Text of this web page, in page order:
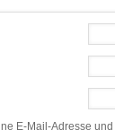
E-Mail-Adresse